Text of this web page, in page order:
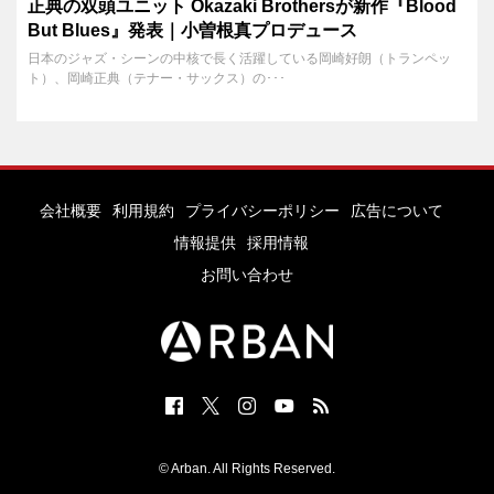
正典の双頭ユニット Okazaki Brothersが新作『Blood
But Blues』発表｜小曽根真プロデュース
日本のジャズ・シーンの中核で長く活躍している岡崎好朗（トランペッ
ト）、岡崎正典（テナー・サックス）の･･･
会社概要 利用規約 プライバシーポリシー
広告について
情報提供
採用情報
お問い合わせ
© Arban. All Rights Reserved.